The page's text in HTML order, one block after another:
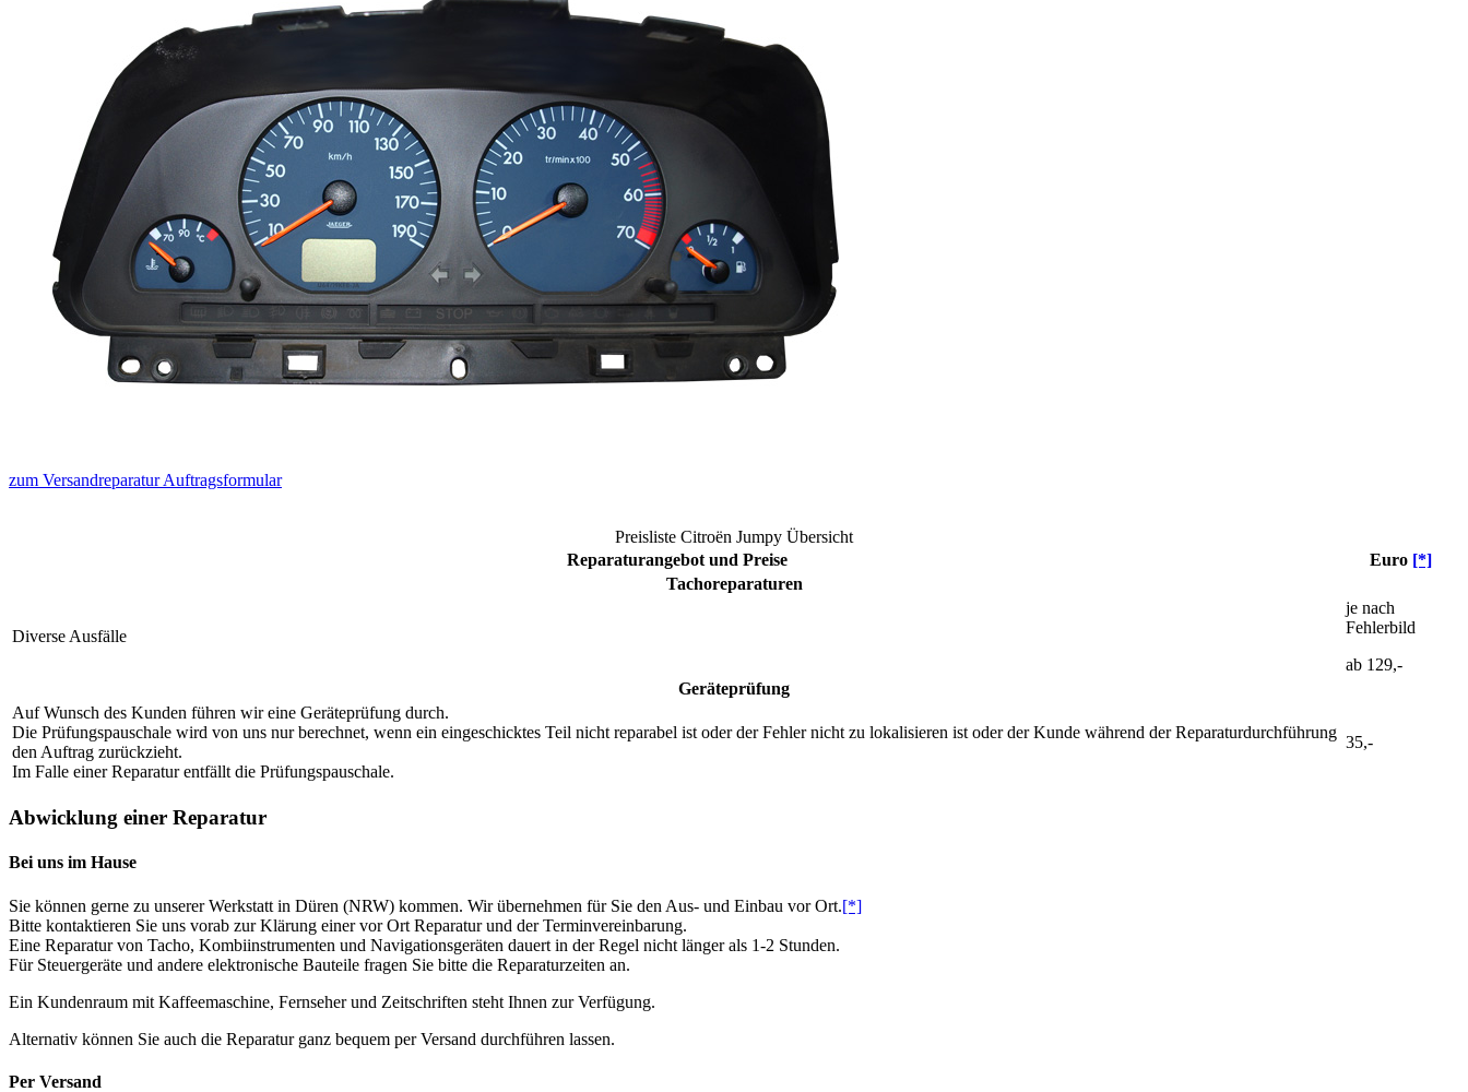
zum Versandreparatur Auftragsformular
Preisliste Citroën Jumpy Übersicht
Reparaturangebot und Preise
Euro [*]
Tachoreparaturen
Diverse Ausfälle
je nach
Fehlerbild
ab 129,-
Geräteprüfung
Auf Wunsch des Kunden führen wir eine Geräteprüfung durch.
Die Prüfungspauschale wird von uns nur berechnet, wenn ein eingeschicktes Teil nicht reparabel ist oder der Fehler nicht zu lokalisieren ist oder der Kunde während der Reparaturdurchführung
den Auftrag zurückzieht.
Im Falle einer Reparatur entfällt die Prüfungspauschale.
35,-
Abwicklung einer Reparatur
Bei uns im Hause
Sie können gerne zu unserer Werkstatt in Düren (NRW) kommen. Wir übernehmen für Sie den Aus- und Einbau vor Ort.[*]
Bitte kontaktieren Sie uns vorab zur Klärung einer vor Ort Reparatur und der Terminvereinbarung.
Eine Reparatur von Tacho, Kombiinstrumenten und Navigationsgeräten dauert in der Regel nicht länger als 1-2 Stunden.
Für Steuergeräte und andere elektronische Bauteile fragen Sie bitte die Reparaturzeiten an.
Ein Kundenraum mit Kaffeemaschine, Fernseher und Zeitschriften steht Ihnen zur Verfügung.
Alternativ können Sie auch die Reparatur ganz bequem per Versand durchführen lassen.
Per Versand